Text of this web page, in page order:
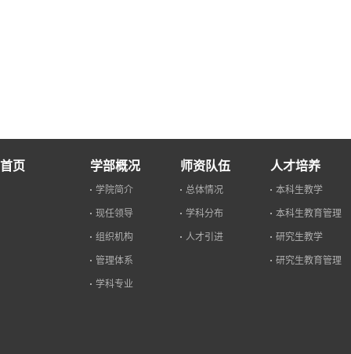
首页 学部概况
学院简介
现任领导
组织机构
管理体系
学科专业
师资队伍
总体情况
学科分布
人才引进
人才培养
本科生教学
本科生教育管理
研究生教学
研究生教育管理